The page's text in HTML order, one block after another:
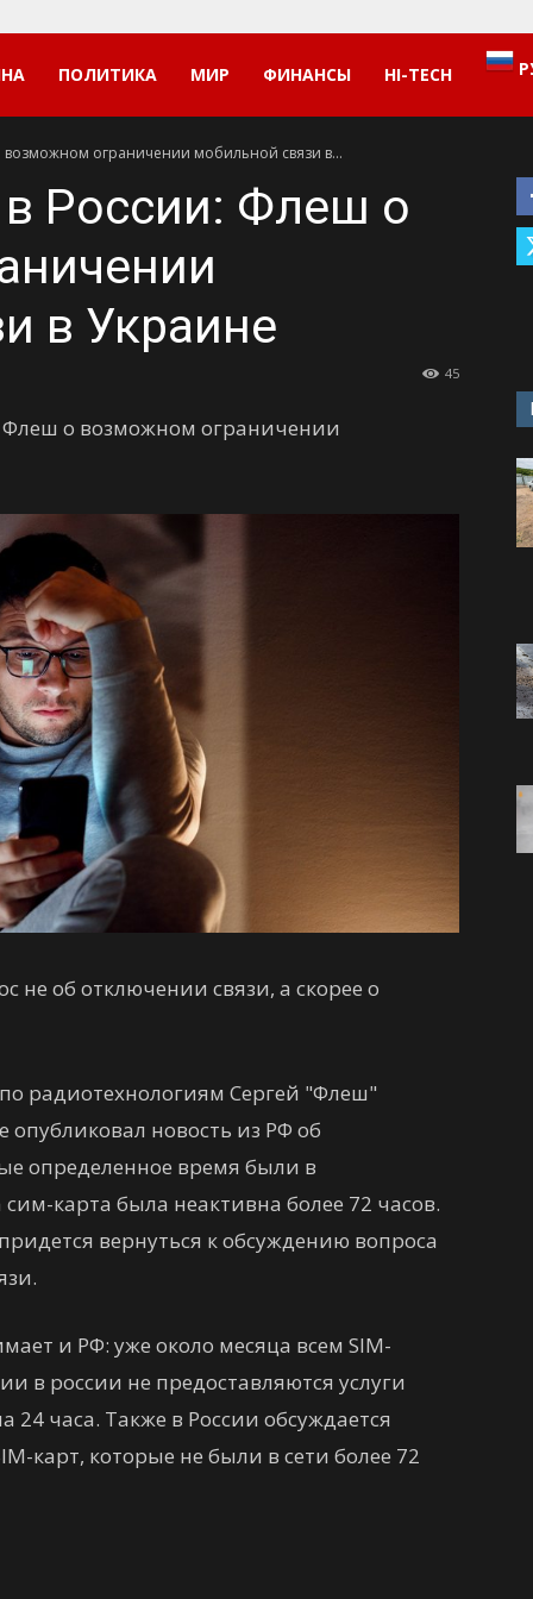
ПОЛИТИКА МИР ФИНАНСЫ HI-TECH
ограничении мобильной связи в...
России: Флеш о
в Украине
45
о возможном ограничении
не об отключении связи, а скорее о
радиотехнологиям Сергей "Флеш"
опубликовал новость из РФ об
определенное время были в
карта была неактивна более 72 часов.
вернуться к обсуждению вопроса
и РФ: уже около месяца всем SIM-
в россии не предоставляются услуги
часа. Также в России обсуждается
карт, которые не были в сети более 72